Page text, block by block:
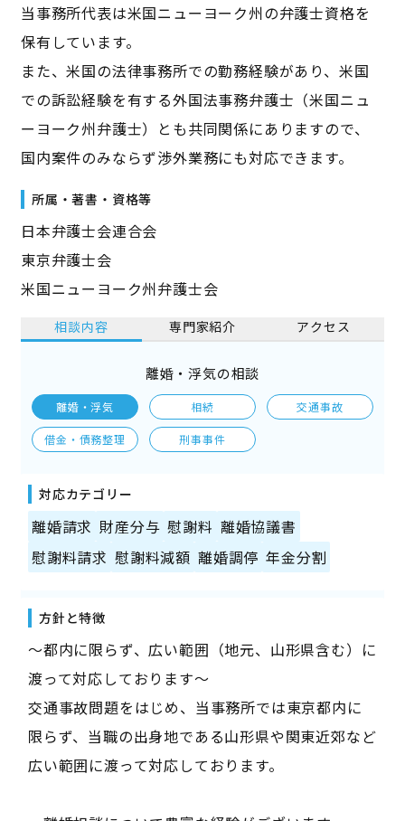
当事務所代表は米国ニューヨーク州の弁護士資格を
保有しています。
また、米国の法律事務所での勤務経験があり、米国
での訴訟経験を有する外国法事務弁護士（米国ニュ
ーヨーク州弁護士）とも共同関係にありますので、
国内案件のみならず渉外業務にも対応できます。
所属・著書・資格等
日本弁護士会連合会
東京弁護士会
米国ニューヨーク州弁護士会
相談内容 専門家紹介 アクセス
離婚・浮気の相談
離婚・浮気 相続 交通事故
借金・債務整理 刑事事件
対応カテゴリー
離婚請求 財産分与 慰謝料 離婚協議書
慰謝料請求 慰謝料減額 離婚調停 年金分割
方針と特徴
～都内に限らず、広い範囲（地元、山形県含む）に
渡って対応しております～
交通事故問題をはじめ、当事務所では東京都内に
限らず、当職の出身地である山形県や関東近郊など
広い範囲に渡って対応しております。